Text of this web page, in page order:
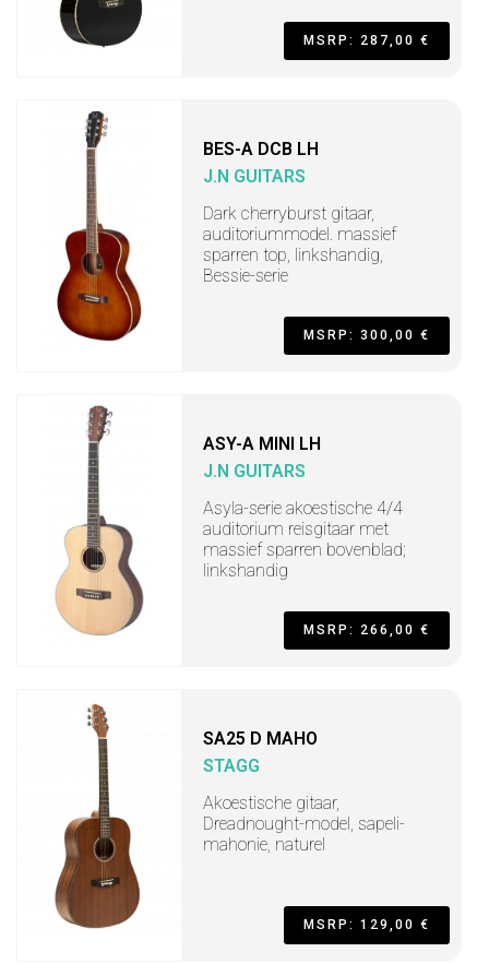
MSRP: 287,00 €
BES-A DCB LH
J.N GUITARS
Dark cherryburst gitaar,
auditoriummodel. massief
sparren top, linkshandig,
Bessie-serie
MSRP: 300,00 €
ASY-A MINI LH
J.N GUITARS
Asyla-serie akoestische 4/4
auditorium reisgitaar met
massief sparren bovenblad;
linkshandig
MSRP: 266,00 €
SA25 D MAHO
STAGG
Akoestische gitaar,
Dreadnought-model, sapeli-
mahonie, naturel
MSRP: 129,00 €